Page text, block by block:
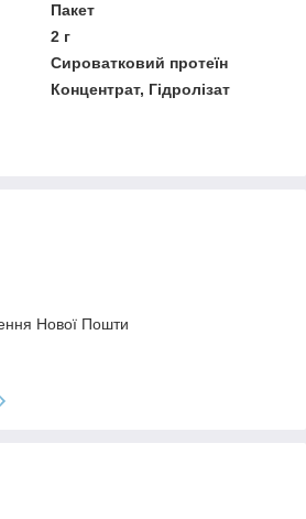
Пакет
2 г
Сироватковий протеїн
Концентрат, Гідролізат
Нової Пошти